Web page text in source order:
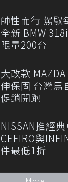
帥性而行 駕馭
全新 BMW
限量200台
大改款
伸保固 台灣馬
促銷開跑
NISSAN推經
CEFIRO與
件最低1折